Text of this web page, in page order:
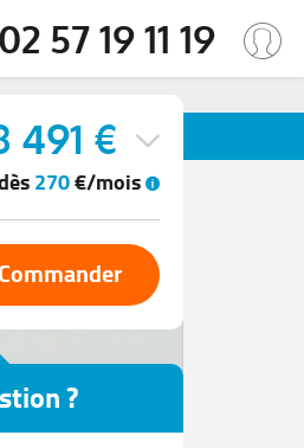
02 57 19 11 19
491 €
270€/mois
Commander
?